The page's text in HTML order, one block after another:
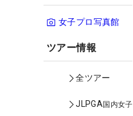
女子プロ写真館
ツアー情報
全ツアー
JLPGA国内女子